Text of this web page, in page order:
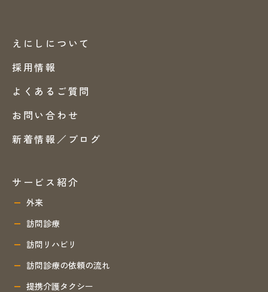
えにしについて
採用情報
よくあるご質問
お問い合わせ
新着情報／ブログ
サービス紹介
外来
訪問診療
訪問リハビリ
訪問診療の依頼の流れ
提携介護タクシー